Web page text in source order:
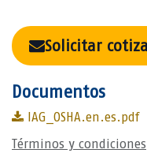
Solicitar
Documentos
IAG_OSHA.en.es.pdf
Términos y condiciones